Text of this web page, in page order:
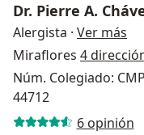
Dr. Pierre A.
Alergista · Ver más
Miraflores 4
Núm. Colegiado:
44712
6 opinión